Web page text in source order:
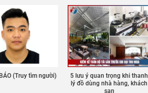
(Truy tìm người)
5 lưu ý quan trọng khi thanh
lý đồ dùng nhà hàng, khách
sạn